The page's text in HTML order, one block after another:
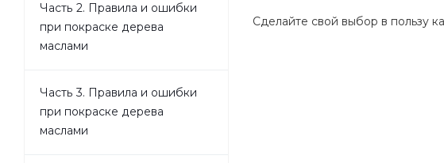
Сделайте свой выбор в пользу
Часть 2. Правила и ошибки
при покраске дерева
маслами
Часть 3. Правила и ошибки
при покраске дерева
маслами